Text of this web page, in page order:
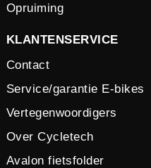
Opruiming
KLANTENSERVICE
Contact
Service/garantie E-bikes
Vertegenwoordigers
Over Cycletech
Avalon fietsfolder